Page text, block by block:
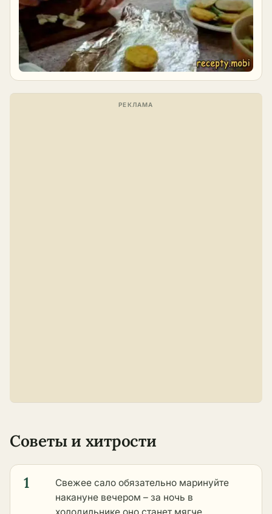
Советы и хитрости
1
Свежее сало обязательно маринуйте
накануне вечером – за ночь в